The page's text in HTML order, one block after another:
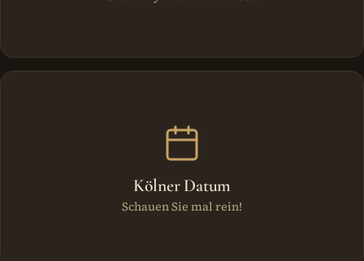
Kölner Datum
Schauen Sie mal rein!